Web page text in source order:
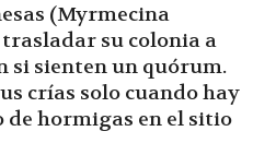
(Myrmecina
su colonia a
si sienten un quórum.
crías solo cuando hay
hormigas en el sitio